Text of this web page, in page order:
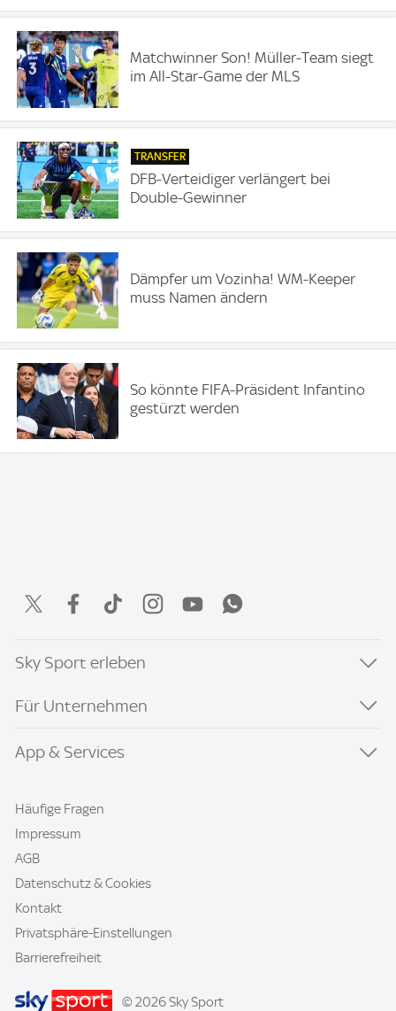
Matchwinner Son! Müller-Team siegt
im All-Star-Game der MLS
TRANSFER
DFB-Verteidiger verlängert bei
Double-Gewinner
Dämpfer um Vozinha! WM-Keeper
muss Namen ändern
So könnte FIFA-Präsident Infantino
gestürzt werden
Sky Sport erleben
Für Unternehmen
App & Services
Häufige Fragen
Impressum
AGB
Datenschutz & Cookies
Kontakt
Privatsphäre-Einstellungen
Barrierefreiheit
© 2026 Sky Sport